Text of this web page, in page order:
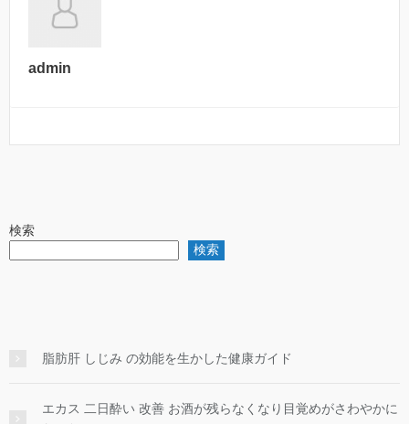
admin
検索
検索
脂肪肝 しじみ の効能を生かした健康ガイド
エカス 二日酔い 改善 お酒が残らなくなり目覚めがさわやかに